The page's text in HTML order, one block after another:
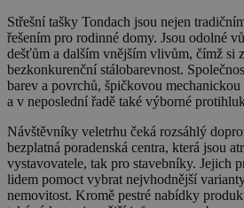
Střešní tašky Tondach jsou nejen
řešením pro rodinné domy. Jsou odolné
dešťům a dalším vnějším vlivům, čímž si
bezkonkurenční stálobarevnost.
barev a povrchů, špičkovou
a v neposlední řadě také výborné
Návštěvníky veletrhu čeká rozsáhlý
bezplatná poradenská centra, která jsou
vystavovatele, tak pro stavebníky. Jejich
lidem pomoct vybrat nejvhodnější
nemovitost. Kromě pestré nabídky